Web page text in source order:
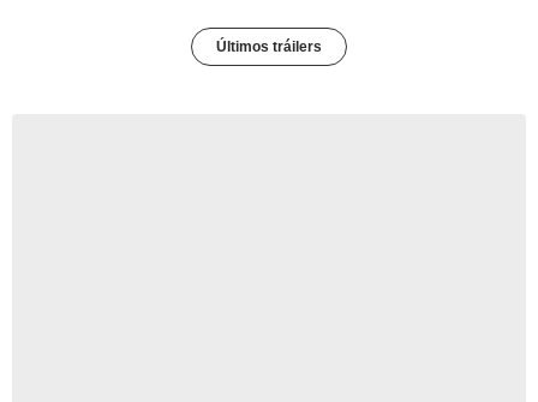
Últimos tráilers